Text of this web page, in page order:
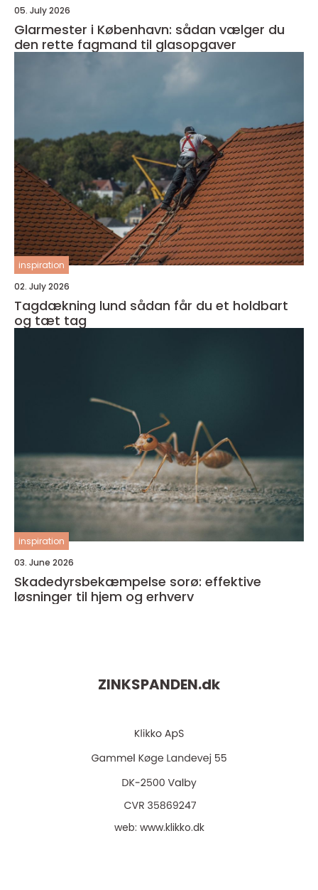
05. July 2026
Glarmester i København: sådan vælger du
den rette fagmand til glasopgaver
inspiration
02. July 2026
Tagdækning lund sådan får du et holdbart
og tæt tag
inspiration
03. June 2026
Skadedyrsbekæmpelse sorø: effektive
løsninger til hjem og erhverv
ZINKSPANDEN.dk
web: www.klikko.dk